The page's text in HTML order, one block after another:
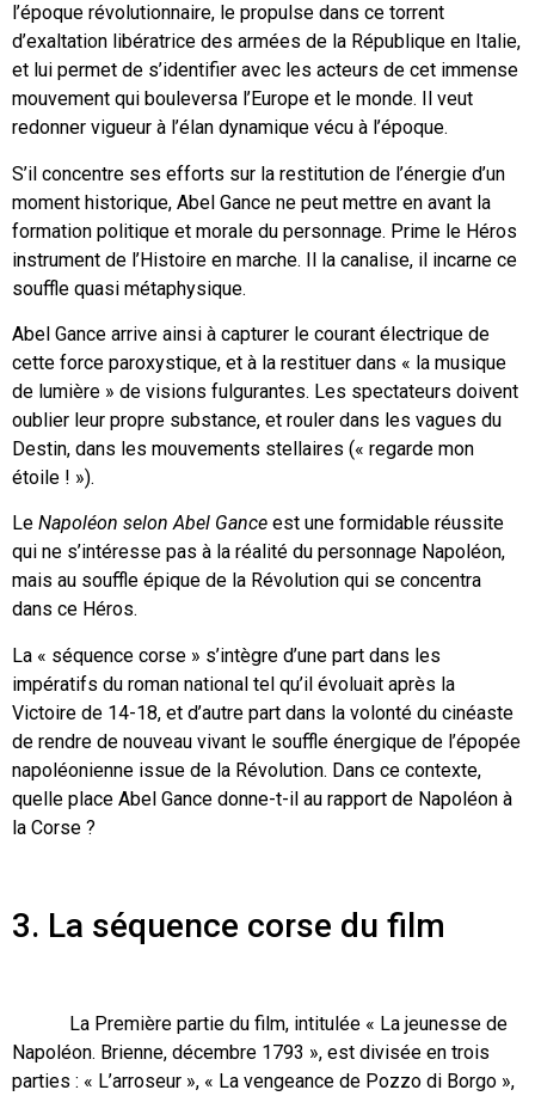
l’époque révolutionnaire, le propulse dans ce torrent
d’exaltation libératrice des armées de la République en Italie,
et lui permet de s’identifier avec les acteurs de cet immense
mouvement qui bouleversa l’Europe et le monde. Il veut
redonner vigueur à l’élan dynamique vécu à l’époque.
S’il concentre ses efforts sur la restitution de l’énergie d’un
moment historique, Abel Gance ne peut mettre en avant la
formation politique et morale du personnage. Prime le Héros
instrument de l’Histoire en marche. Il la canalise, il incarne ce
souffle quasi métaphysique.
Abel Gance arrive ainsi à capturer le courant électrique de
cette force paroxystique, et à la restituer dans « la musique
de lumière » de visions fulgurantes. Les spectateurs doivent
oublier leur propre substance, et rouler dans les vagues du
Destin, dans les mouvements stellaires (« regarde mon
étoile ! »).
Le Napoléon selon Abel Gance est une formidable réussite
qui ne s’intéresse pas à la réalité du personnage Napoléon,
mais au souffle épique de la Révolution qui se concentra
dans ce Héros.
La « séquence corse » s’intègre d’une part dans les
impératifs du roman national tel qu’il évoluait après la
Victoire de 14-18, et d’autre part dans la volonté du cinéaste
de rendre de nouveau vivant le souffle énergique de l’épopée
napoléonienne issue de la Révolution. Dans ce contexte,
quelle place Abel Gance donne-t-il au rapport de Napoléon à
la Corse ?
3. La séquence corse du film
La Première partie du film, intitulée « La jeunesse de
Napoléon. Brienne, décembre 1793 », est divisée en trois
parties : « L’arroseur », « La vengeance de Pozzo di Borgo »,